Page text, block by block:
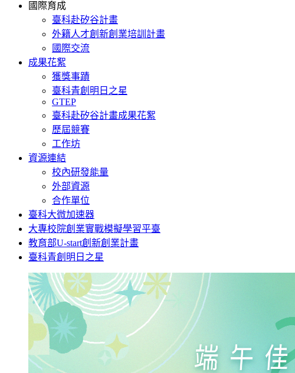
國際育成
臺科赴矽谷計畫
外籍人才創新創業培訓計畫
國際交流
成果花絮
獲獎事蹟
臺科青創明日之星
GTEP
臺科赴矽谷計畫成果花絮
歷屆競賽
工作坊
資源連結
校內研發能量
外部資源
合作單位
臺科大微加速器
大專校院創業實戰模擬學習平臺
教育部U-start創新創業計畫
臺科青創明日之星